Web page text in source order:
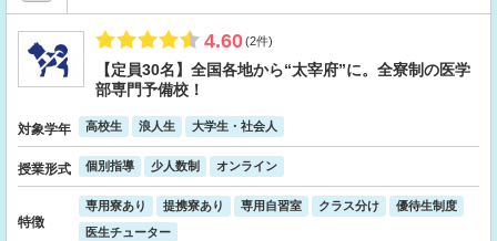
4.60(2件)
【定員30名】全国各地から“太宰府”に。全寮制の医学
部専門予備校！
対象学年 高校生 浪人生 大学生・社会人
授業形式 個別指導 少人数制 オンライン
特徴
専用寮あり 提携寮あり 専用自習室 クラス分け
優待生制度
医生チューター